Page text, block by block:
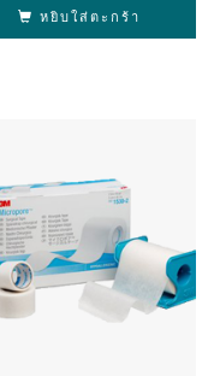
หยิบใส่ตะกร้า